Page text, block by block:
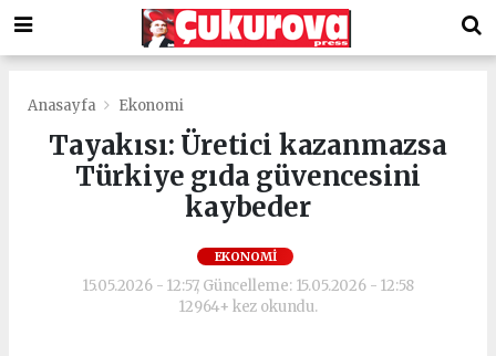
Anasayfa Ekonomi
Tayakısı: Üretici kazanmazsa
Türkiye gıda güvencesini
kaybeder
EKONOMI
15.05.2026 - 12:57, Güncelleme: 15.05.2026 - 12:58
12964+ kez okundu.